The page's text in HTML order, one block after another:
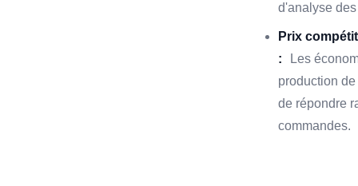
d'analyse
Prix
:
Les
production
de répondre
commandes.